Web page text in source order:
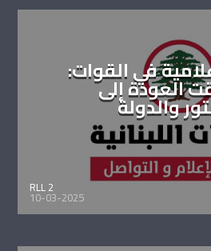
في القوات:
العودة إلى
والدولة
RLL 2
10-03-2025